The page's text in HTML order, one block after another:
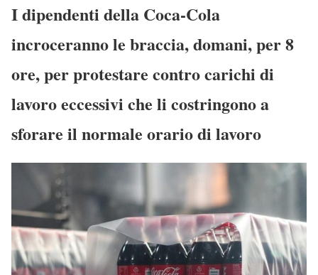
I dipendenti della Coca-Cola
incroceranno le braccia, domani, per 8
ore, per protestare contro carichi di
lavoro eccessivi che li costringono a
sforare il normale orario di lavoro